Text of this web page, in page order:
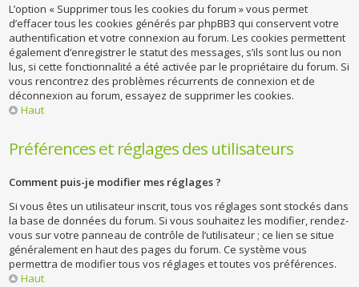
L’option « Supprimer tous les cookies du forum » vous permet
d’effacer tous les cookies générés par phpBB3 qui conservent votre
authentification et votre connexion au forum. Les cookies permettent
également d’enregistrer le statut des messages, s’ils sont lus ou non
lus, si cette fonctionnalité a été activée par le propriétaire du forum. Si
vous rencontrez des problèmes récurrents de connexion et de
déconnexion au forum, essayez de supprimer les cookies.
Haut
Préférences et réglages des utilisateurs
Comment puis-je modifier mes réglages ?
Si vous êtes un utilisateur inscrit, tous vos réglages sont stockés dans
la base de données du forum. Si vous souhaitez les modifier, rendez-
vous sur votre panneau de contrôle de l’utilisateur ; ce lien se situe
généralement en haut des pages du forum. Ce système vous
permettra de modifier tous vos réglages et toutes vos préférences.
Haut